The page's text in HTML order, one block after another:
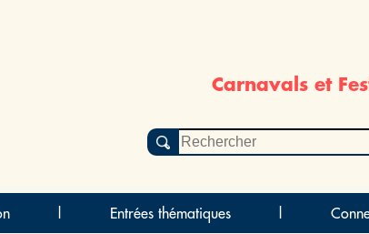
Carnavals et
Entrées thématiques